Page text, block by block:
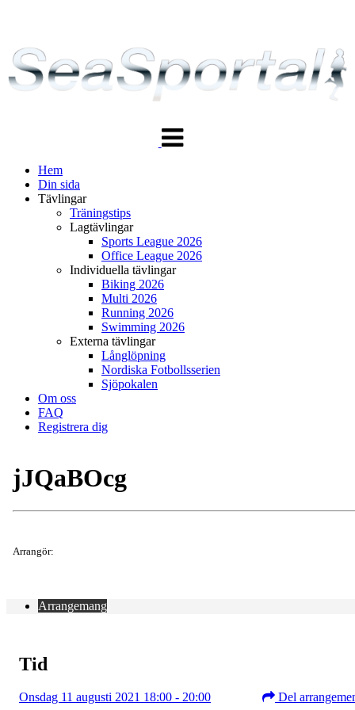
navigering
Hem
Din sida
Tävlingar
Träningstips
Lagtävlingar
Sports League 2026
Office League 2026
Individuella tävlingar
Biking 2026
Multi 2026
Running 2026
Swimming 2026
Externa tävlingar
Långlöpning
Nordiska Fotbollsserien
Sjöpokalen
Om oss
FAQ
Registrera dig
jJQaBOcg
Arrangör:
Arrangemang
Tid
Onsdag 11 augusti 2021 18:00 - 20:00 Del